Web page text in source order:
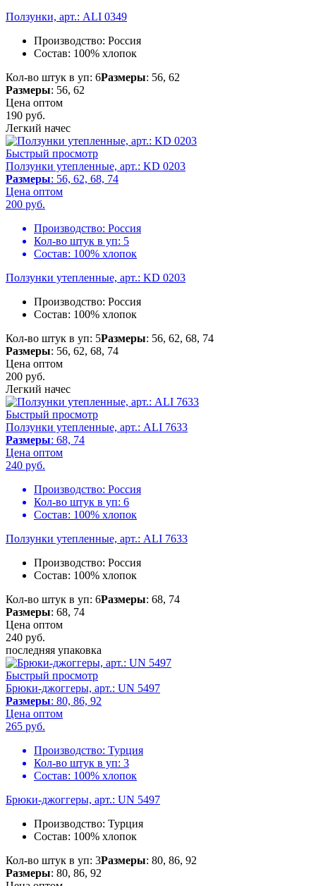
Ползунки, арт.: ALI 0349
Производство: Россия
Состав: 100% хлопок
Кол-во штук в уп: 6Размеры: 56, 62
Размеры: 56, 62
Цена оптом
190 руб.
Легкий начес
Быстрый просмотр
Ползунки утепленные, арт.: KD 0203
Размеры: 56, 62, 68, 74
Цена оптом
200 руб.
Производство: Россия
Кол-во штук в уп: 5
Состав: 100% хлопок
Ползунки утепленные, арт.: KD 0203
Производство: Россия
Состав: 100% хлопок
Кол-во штук в уп: 5Размеры: 56, 62, 68, 74
Размеры: 56, 62, 68, 74
Цена оптом
200 руб.
Легкий начес
Быстрый просмотр
Ползунки утепленные, арт.: ALI 7633
Размеры: 68, 74
Цена оптом
240 руб.
Производство: Россия
Кол-во штук в уп: 6
Состав: 100% хлопок
Ползунки утепленные, арт.: ALI 7633
Производство: Россия
Состав: 100% хлопок
Кол-во штук в уп: 6Размеры: 68, 74
Размеры: 68, 74
Цена оптом
240 руб.
последняя упаковка
Быстрый просмотр
Брюки-джоггеры, арт.: UN 5497
Размеры: 80, 86, 92
Цена оптом
265 руб.
Производство: Турция
Кол-во штук в уп: 3
Состав: 100% хлопок
Брюки-джоггеры, арт.: UN 5497
Производство: Турция
Состав: 100% хлопок
Кол-во штук в уп: 3Размеры: 80, 86, 92
Размеры: 80, 86, 92